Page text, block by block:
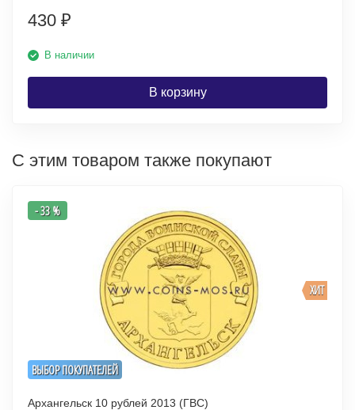
430 ₽
В наличии
В корзину
С этим товаром также покупают
ВЫБОР ПОКУПАТЕЛЕЙ
ХИТ
- 33 %
Архангельск 10 рублей 2013 (ГВС)